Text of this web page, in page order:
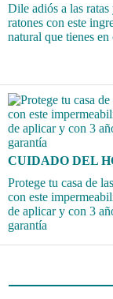
Dile adiós a las ratas
ratones con este
natural que tienes en
CUIDADO DEL
Protege tu casa de
con este
de aplicar y con 3
garantía